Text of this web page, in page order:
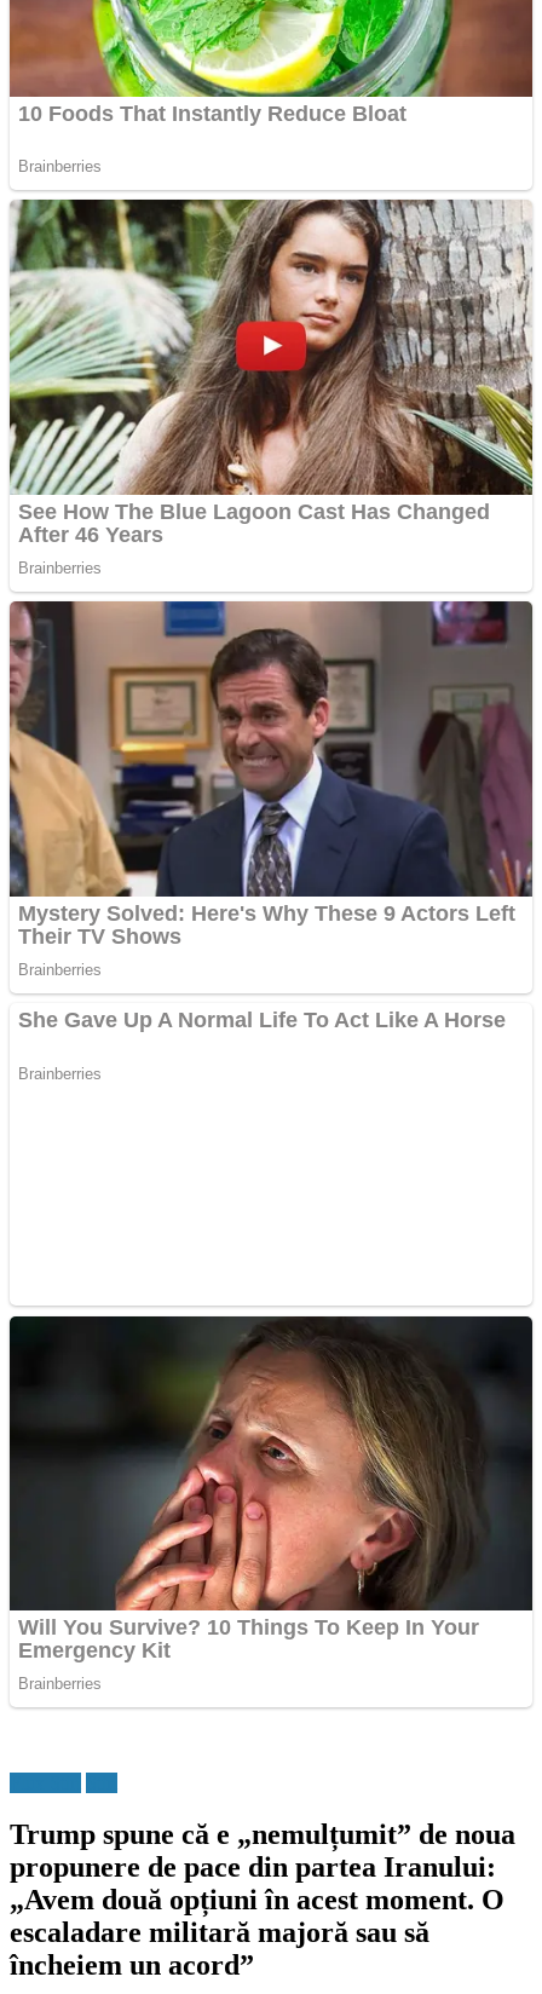
Trump spune că e „nemulțumit” de noua
propunere de pace din partea Iranului:
„Avem două opțiuni în acest moment. O
escaladare militară majoră sau să
încheiem un acord”